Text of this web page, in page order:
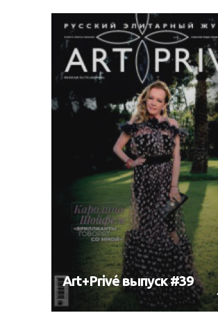
Art+Privé выпуск #39